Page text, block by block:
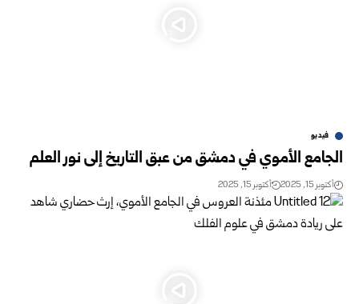
فيديو
الجامع الأموي في دمشق من عبق التاريخ إلى نور العلم
أكتوبر 15, 2025 أكتوبر 15, 2025